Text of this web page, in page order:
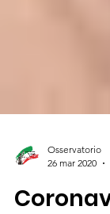
26 mar 2020